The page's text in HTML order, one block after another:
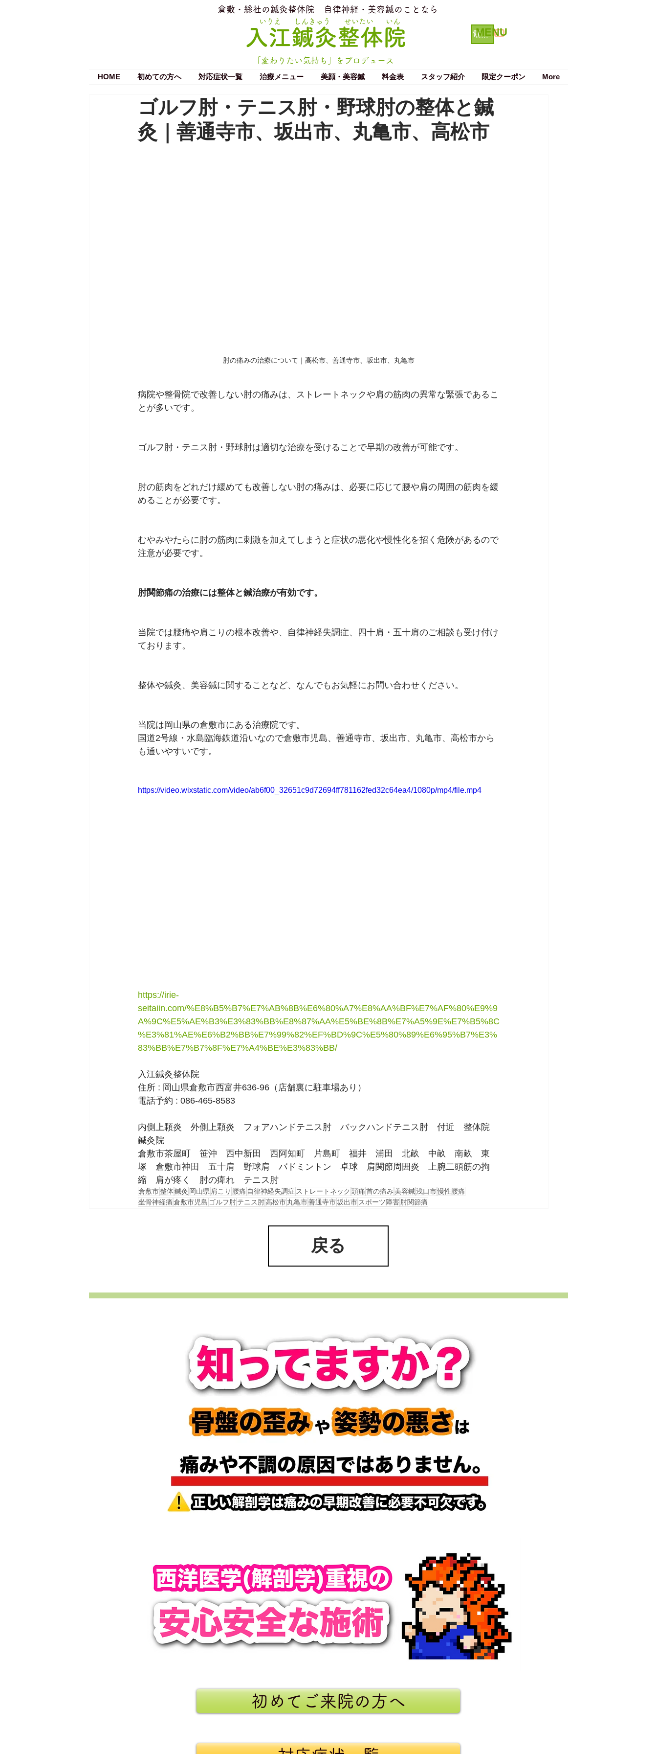
いりえ
​倉敷・総社の鍼灸整体院 ​自律神経・美容鍼のことなら
​入江鍼灸整体院
せいたい
しんきゅう いん
電話で予約する クーポン
MENU
「変わりたい気持ち」をプロデュース
HOME
初めての方へ 対応症状一覧 治療メニュー 美顔・美容鍼 料金表 スタッフ紹介 限定クーポン More
ゴルフ肘・テニス肘・野球肘の整体と鍼
灸｜善通寺市、坂出市、丸亀市、高松市
肘の痛みの治療について｜高松市、善通寺市、坂出市、丸亀市
病院や整骨院で改善しない肘の痛みは、ストレートネックや肩の筋肉の異常な緊張であるこ
とが多いです。
ゴルフ肘・テニス肘・野球肘は適切な治療を受けることで早期の改善が可能です。
肘の筋肉をどれだけ緩めても改善しない肘の痛みは、必要に応じて腰や肩の周囲の筋肉を緩
めることが必要です。
むやみやたらに肘の筋肉に刺激を加えてしまうと症状の悪化や慢性化を招く危険があるので
注意が必要です。
肘関節痛の治療には整体と鍼治療が有効です。
当院では腰痛や肩こりの根本改善や、自律神経失調症、四十肩・五十肩のご相談も受け付け
ております。
整体や鍼灸、美容鍼に関することなど、なんでもお気軽にお問い合わせください。
当院は岡山県の倉敷市にある治療院です。
国道2号線・水島臨海鉄道沿いなので倉敷市児島、善通寺市、坂出市、丸亀市、高松市から
も通いやすいです。
https://video.wixstatic.com/video/ab6f00_32651c9d72694ff781162fed32c64ea4/1080p/mp4/file.mp4
https://irie-
seitaiin.com/%E8%B5%B7%E7%AB%8B%E6%80%A7%E8%AA%BF%E7%AF%80%E9%9
A%9C%E5%AE%B3%E3%83%BB%E8%87%AA%E5%BE%8B%E7%A5%9E%E7%B5%8C
%E3%81%AE%E6%B2%BB%E7%99%82%EF%BD%9C%E5%80%89%E6%95%B7%E3%
83%BB%E7%B7%8F%E7%A4%BE%E3%83%BB/
入江鍼灸整体院
住所 : 岡山県倉敷市西富井636-96（店舗裏に駐車場あり）
電話予約 : 086-465-8583
内側上顆炎　外側上顆炎　フォアハンドテニス肘　バックハンドテニス肘　付近　整体院
鍼灸院
倉敷市茶屋町　笹沖　西中新田　西阿知町　片島町　福井　浦田　北畝　中畝　南畝　東
塚　倉敷市神田　五十肩　野球肩　バドミントン　卓球　肩関節周囲炎　上腕二頭筋の拘
縮　肩が疼く　肘の痺れ　テニス肘
倉敷市整体鍼灸 岡山県 肩こり 腰痛 自律神経失調症 ストレートネック 頭痛首の痛み 美容鍼浅口市慢性腰痛
坐骨神経痛倉敷市児島 ゴルフ肘テニス肘高松市丸亀市善通寺市坂出市 スポーツ障害肘関節痛
戻る
初めてご来院の方へ